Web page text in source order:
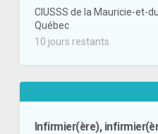
CIUSSS de la Mauricie-et-
Québec
10 jours restants
Infirmier(ère),